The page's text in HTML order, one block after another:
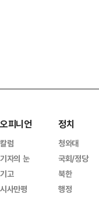
오피니언
칼럼
기자의 눈
기고
시사만평
정치
청와대
국회/정당
북한
행정